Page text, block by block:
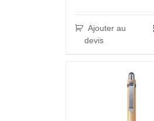
Ajouter au
devis